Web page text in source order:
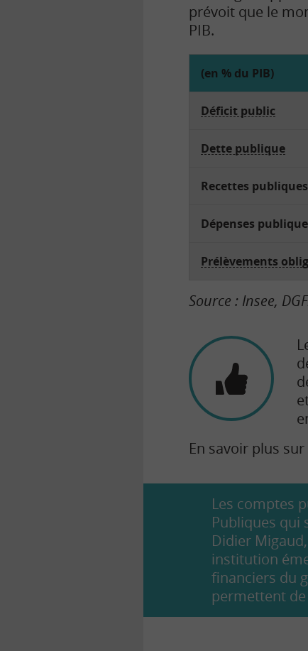
prévoit que le
PIB.
(en % du PIB)
Déficit public
Dette publique
Recettes publiques
Dépenses
Prélèvements
Source : Insee,
En savoir plus
Les comptes
Publiques qui
Didier
institution
financiers du
permettent